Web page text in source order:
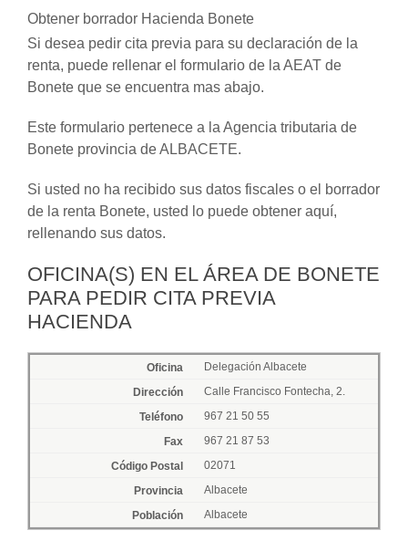
Obtener borrador Hacienda Bonete
Si desea pedir cita previa para su declaración de la
renta, puede rellenar el formulario de la AEAT de
Bonete que se encuentra mas abajo.
Este formulario pertenece a la Agencia tributaria de
Bonete provincia de ALBACETE.
Si usted no ha recibido sus datos fiscales o el borrador
de la renta Bonete, usted lo puede obtener aquí,
rellenando sus datos.
OFICINA(S) EN EL ÁREA DE BONETE
PARA PEDIR CITA PREVIA
HACIENDA
Delegación Albacete
Calle Francisco Fontecha, 2.
967 21 50 55
967 21 87 53
02071
Albacete
Albacete